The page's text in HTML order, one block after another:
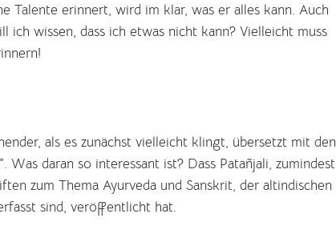
Talente erinnert, wird im klar, was er alles kann. Auch
wissen, dass ich etwas nicht kann? Vielleicht muss
als es zunächst vielleicht klingt, übersetzt mit den
Was daran so interessant ist? Dass Patañjali, zumindest
zum Thema Ayurveda und Sanskrit, der altindischen
sind, veröffentlicht hat.